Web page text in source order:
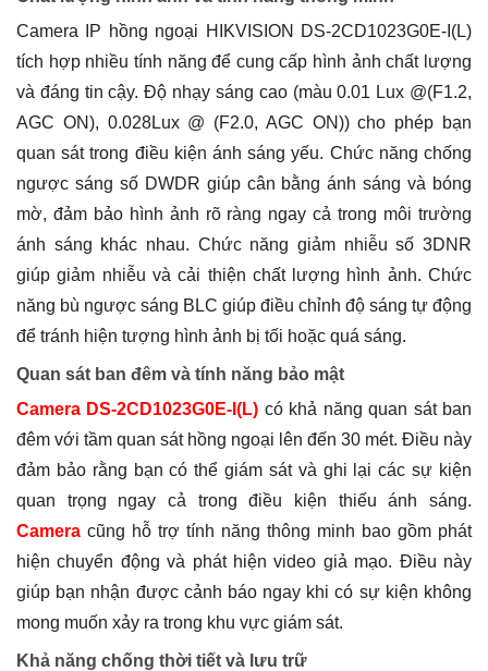
Camera IP hồng ngoại HIKVISION DS-2CD1023G0E-I(L)
tích hợp nhiều tính năng để cung cấp hình ảnh chất lượng
và đáng tin cậy. Độ nhạy sáng cao (màu 0.01 Lux @(F1.2,
AGC ON), 0.028Lux @ (F2.0, AGC ON)) cho phép bạn
quan sát trong điều kiện ánh sáng yếu. Chức năng chống
ngược sáng số DWDR giúp cân bằng ánh sáng và bóng
mờ, đảm bảo hình ảnh rõ ràng ngay cả trong môi trường
ánh sáng khác nhau. Chức năng giảm nhiễu số 3DNR
giúp giảm nhiễu và cải thiện chất lượng hình ảnh. Chức
năng bù ngược sáng BLC giúp điều chỉnh độ sáng tự động
để tránh hiện tượng hình ảnh bị tối hoặc quá sáng.
Quan sát ban đêm và tính năng bảo mật
Camera DS-2CD1023G0E-I(L) có khả năng quan sát ban
đêm với tầm quan sát hồng ngoại lên đến 30 mét. Điều này
đảm bảo rằng bạn có thể giám sát và ghi lại các sự kiện
quan trọng ngay cả trong điều kiện thiếu ánh sáng.
Camera cũng hỗ trợ tính năng thông minh bao gồm phát
hiện chuyển động và phát hiện video giả mạo. Điều này
giúp bạn nhận được cảnh báo ngay khi có sự kiện không
mong muốn xảy ra trong khu vực giám sát.
Khả năng chống thời tiết và lưu trữ